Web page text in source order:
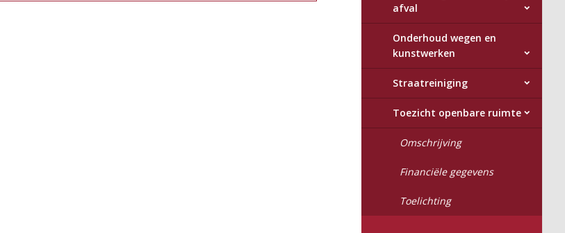
afval
Onderhoud wegen en
kunstwerken
Straatreiniging
Toezicht openbare ruimte
Omschrijving
Financiële gegevens
Toelichting